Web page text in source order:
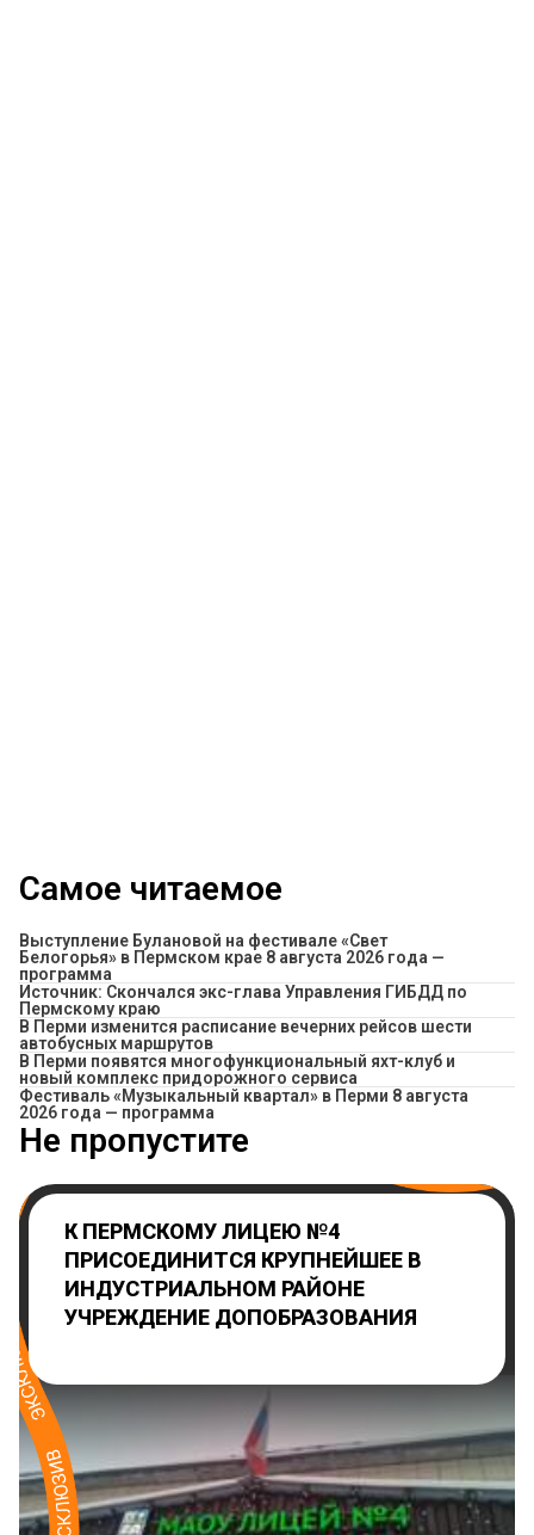
Самое читаемое
Выступление Булановой на фестивале «Свет
Белогорья» в Пермском крае 8 августа 2026 года —
программа
Источник: Скончался экс-глава Управления ГИБДД по
Пермскому краю
​В Перми изменится расписание вечерних рейсов шести
автобусных маршрутов
В Перми появятся многофункциональный яхт-клуб и
новый комплекс придорожного сервиса
Фестиваль «Музыкальный квартал» в Перми 8 августа
2026 года — программа
Не пропустите
К ПЕРМСКОМУ ЛИЦЕЮ №4
ПРИСОЕДИНИТСЯ КРУПНЕЙШЕЕ В
ИНДУСТРИАЛЬНОМ РАЙОНЕ
УЧРЕЖДЕНИЕ ДОПОБРАЗОВАНИЯ